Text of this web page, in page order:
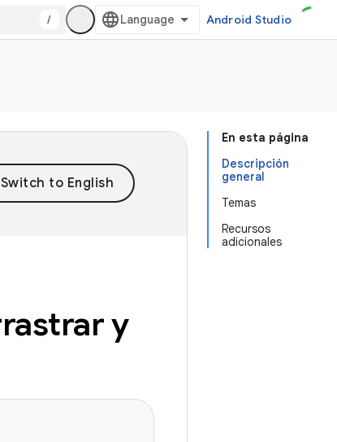
/ Android Studio
En esta página
Descripción
general
Temas
Recursos
adicionales
y